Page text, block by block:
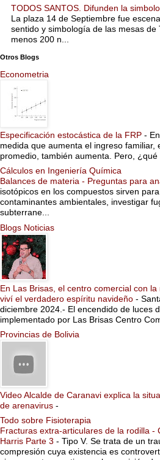
TODOS SANTOS. Difunden la
La plaza 14 de Septiembre fue
sentido y simbología de las mesas de
menos 200 n...
Otros Blogs
Econometria
Especificación estocástica de la FRP -
medida que aumenta el ingreso familiar,
promedio, también aumenta. Pero,
Cálculos en Ingeniería Química
Balances de materia - Preguntas para
isotópicos en los compuestos sirven
contaminantes ambientales, investigar
subterrane...
Blogs Noticias
En Las Brisas, el centro comercial con
viví el verdadero espíritu navideño -
diciembre 2024.- El encendido de luces
implementado por Las Brisas Centro
Provincias de Bolivia
Video Alcalde de Caranavi explica la
de arenavirus -
Todo sobre Fisioterapia
Fracturas extra-articulares de la rodilla -
Harris Parte 3 - Tipo V. Se trata de un
compresión cuya existencia es